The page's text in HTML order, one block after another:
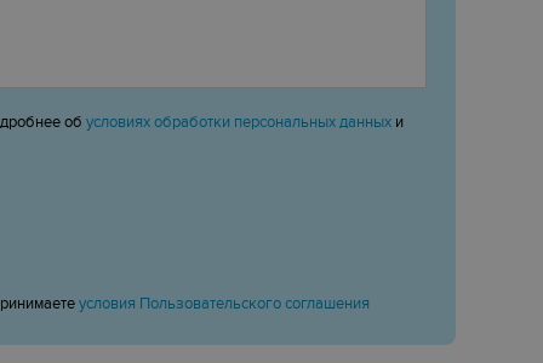
об условиях обработки персональных данных и
условия Пользовательского соглашения